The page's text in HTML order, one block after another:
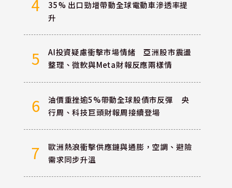
4
35% 出口勁增帶動全球電動車滲透率提
升
5
AI投資疑慮衝擊市場情緒 亞洲股市震盪
整理、微軟與Meta財報反應兩樣情
6
油價重挫逾5%帶動全球股債市反彈 央
行周、科技巨頭財報周接續登場
7
歐洲熱浪衝擊供應鏈與通膨，空調、避險
需求同步升溫